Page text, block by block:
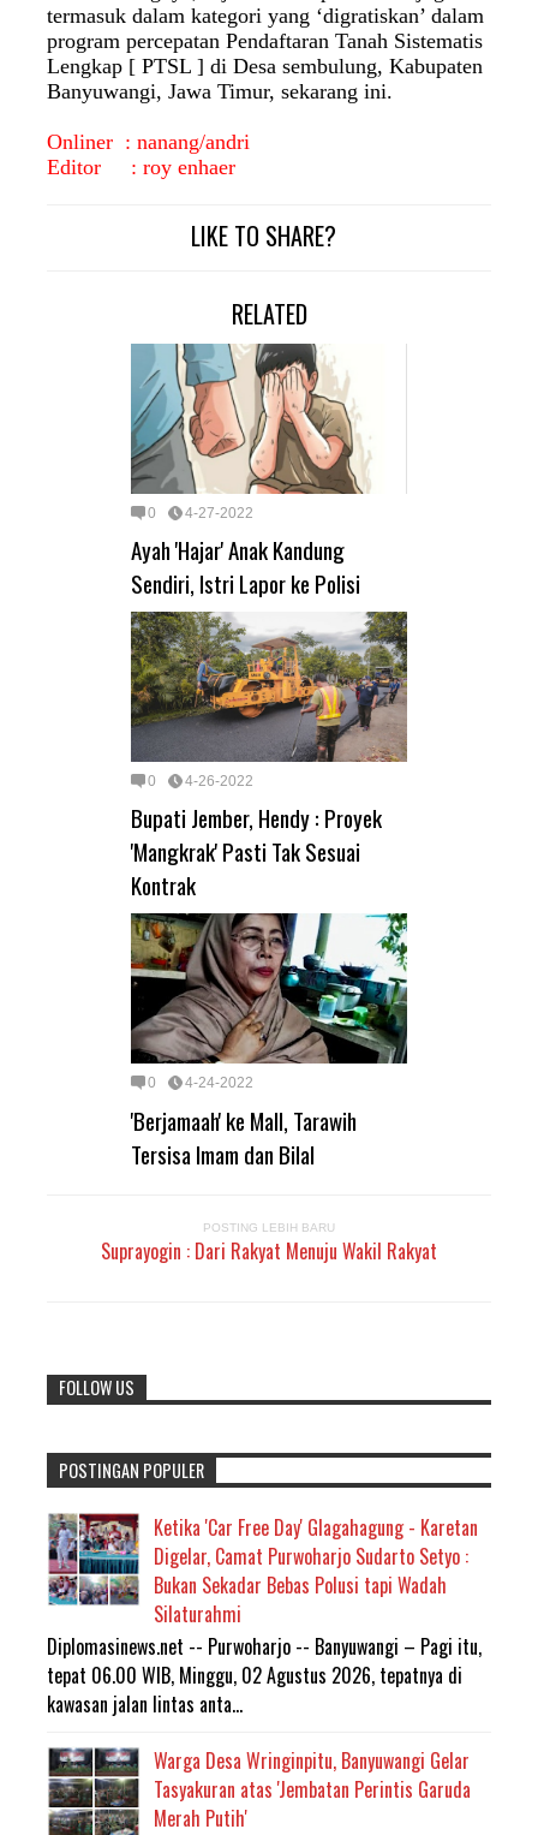
termasuk dalam kategori yang ‘digratiskan’ dalam
program percepatan Pendaftaran Tanah Sistematis
Lengkap [ PTSL ] di Desa sembulung, Kabupaten
Banyuwangi, Jawa Timur, sekarang ini.
Onliner : nanang/andri
Editor : roy enhaer
LIKE TO SHARE?
RELATED
0 4-27-2022
Ayah 'Hajar' Anak Kandung
Sendiri, Istri Lapor ke Polisi
0 4-26-2022
Bupati Jember, Hendy : Proyek
'Mangkrak' Pasti Tak Sesuai
Kontrak
0 4-24-2022
'Berjamaah' ke Mall, Tarawih
Tersisa Imam dan Bilal
POSTING LEBIH BARU
Suprayogin : Dari Rakyat Menuju Wakil Rakyat
FOLLOW US
POSTINGAN POPULER
Ketika 'Car Free Day' Glagahagung - Karetan
Digelar, Camat Purwoharjo Sudarto Setyo :
Bukan Sekadar Bebas Polusi tapi Wadah
Silaturahmi
Diplomasinews.net -- Purwoharjo -- Banyuwangi – Pagi itu,
tepat 06.00 WIB, Minggu, 02 Agustus 2026, tepatnya di
kawasan jalan lintas anta...
Warga Desa Wringinpitu, Banyuwangi Gelar
Tasyakuran atas 'Jembatan Perintis Garuda
Merah Putih'